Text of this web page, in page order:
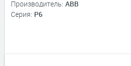
Производитель: ABB
Серия: P6